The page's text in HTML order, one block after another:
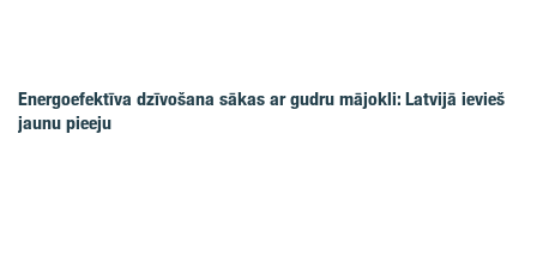
Energoefektīva dzīvošana sākas ar gudru mājokli: Latvijā ievieš
jaunu pieeju